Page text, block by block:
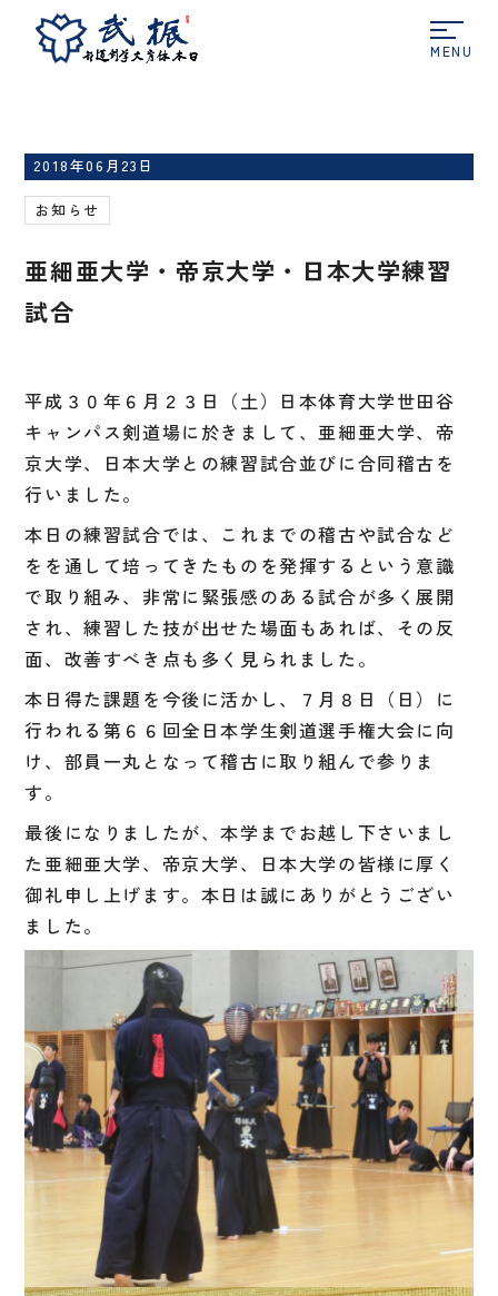
ホーム お知らせ
学練習試合
2018年06月23日
お知らせ
亜細亜大学・帝京大学・日本大学練習
試合
平成３０年６月２３日（土）日本体育大学世田谷
キャンパス剣道場に於きまして、亜細亜大学、帝
京大学、日本大学との練習試合並びに合同稽古を
行いました。
本日の練習試合では、これまでの稽古や試合など
をを通して培ってきたものを発揮するという意識
で取り組み、非常に緊張感のある試合が多く展開
され、練習した技が出せた場面もあれば、その反
面、改善すべき点も多く見られました。
本日得た課題を今後に活かし、７月８日（日）に
行われる第６６回全日本学生剣道選手権大会に向
け、部員一丸となって稽古に取り組んで参りま
す。
最後になりましたが、本学までお越し下さいまし
た亜細亜大学、帝京大学、日本大学の皆様に厚く
御礼申し上げます。本日は誠にありがとうござい
ました。